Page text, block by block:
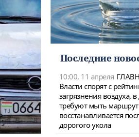
Последние
10:00, 11 апреля
Власти спорят с
загрязнения воздуха,
требуют мыть
восстанавливается
дорогого укола